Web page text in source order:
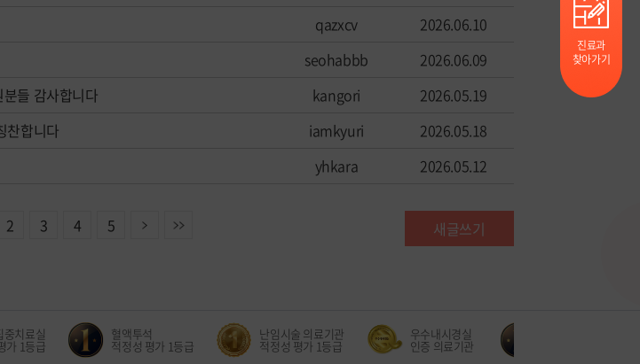
진료과
찾아가기
qazxcv
2026.06.10
seohabbb
2026.06.09
들 감사합니다 kangori
2026.05.19
찬합니다 iamkyuri
2026.05.18
yhkara 2026.05.12
2 3 4 5 다음 끝 새글쓰기
치료실
1등급
혈액투석
적정성 평가 1등급
난임시술 의료기관
적정성 평가 1등급
우수내시경실
인증 의료기관